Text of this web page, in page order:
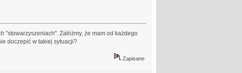
"stowarzyszeniach". Załóżmy, że mam od każdego
doczepić w takiej sytuacji?
Zapisane